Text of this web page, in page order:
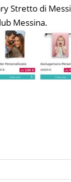
Stretto di
Messina.